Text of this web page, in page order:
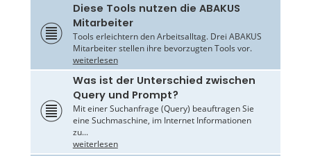
Diese Tools nutzen die ABAKUS
Mitarbeiter
Tools erleichtern den Arbeitsalltag. Drei ABAKUS
Mitarbeiter stellen ihre bevorzugten Tools vor.
weiterlesen
Was ist der Unterschied zwischen
Query und Prompt?
Mit einer Suchanfrage (Query) beauftragen Sie
eine Suchmaschine, im Internet Informationen
zu...
weiterlesen